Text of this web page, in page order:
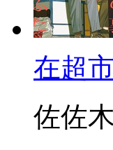
在超
佐佐